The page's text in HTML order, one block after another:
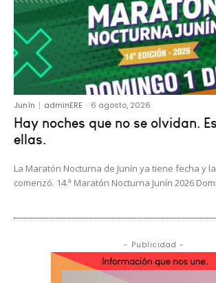
Junín adminERE - 6 agosto, 2026
Hay noches que no se olvidan.
ellas.
La Maratón Nocturna de Junín ya tiene fecha y
comenzó. 14.ª Maratón Nocturna Junín 2026
- Publicidad -